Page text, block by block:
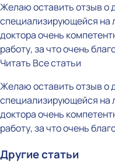
Желаю оставить отзыв о
специализирующейся на
доктора очень
работу, за что очень
Читать Все статьи
Желаю оставить отзыв о
специализирующейся на
доктора очень
работу, за что очень
Другие статьи